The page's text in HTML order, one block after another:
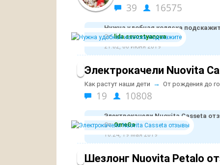
39 16575
Нужна удобная коляска
От:lida.sevostyanova
21:02, 06 Июня 2019
Электрокачели Nuovita
Как растут наши дети → От рождения до
19 10808
Электрокачели Nuovita Casseta
От:ОmeGa
10:24, 19 Мая 2019
Шезлонг Nuovita Petalo